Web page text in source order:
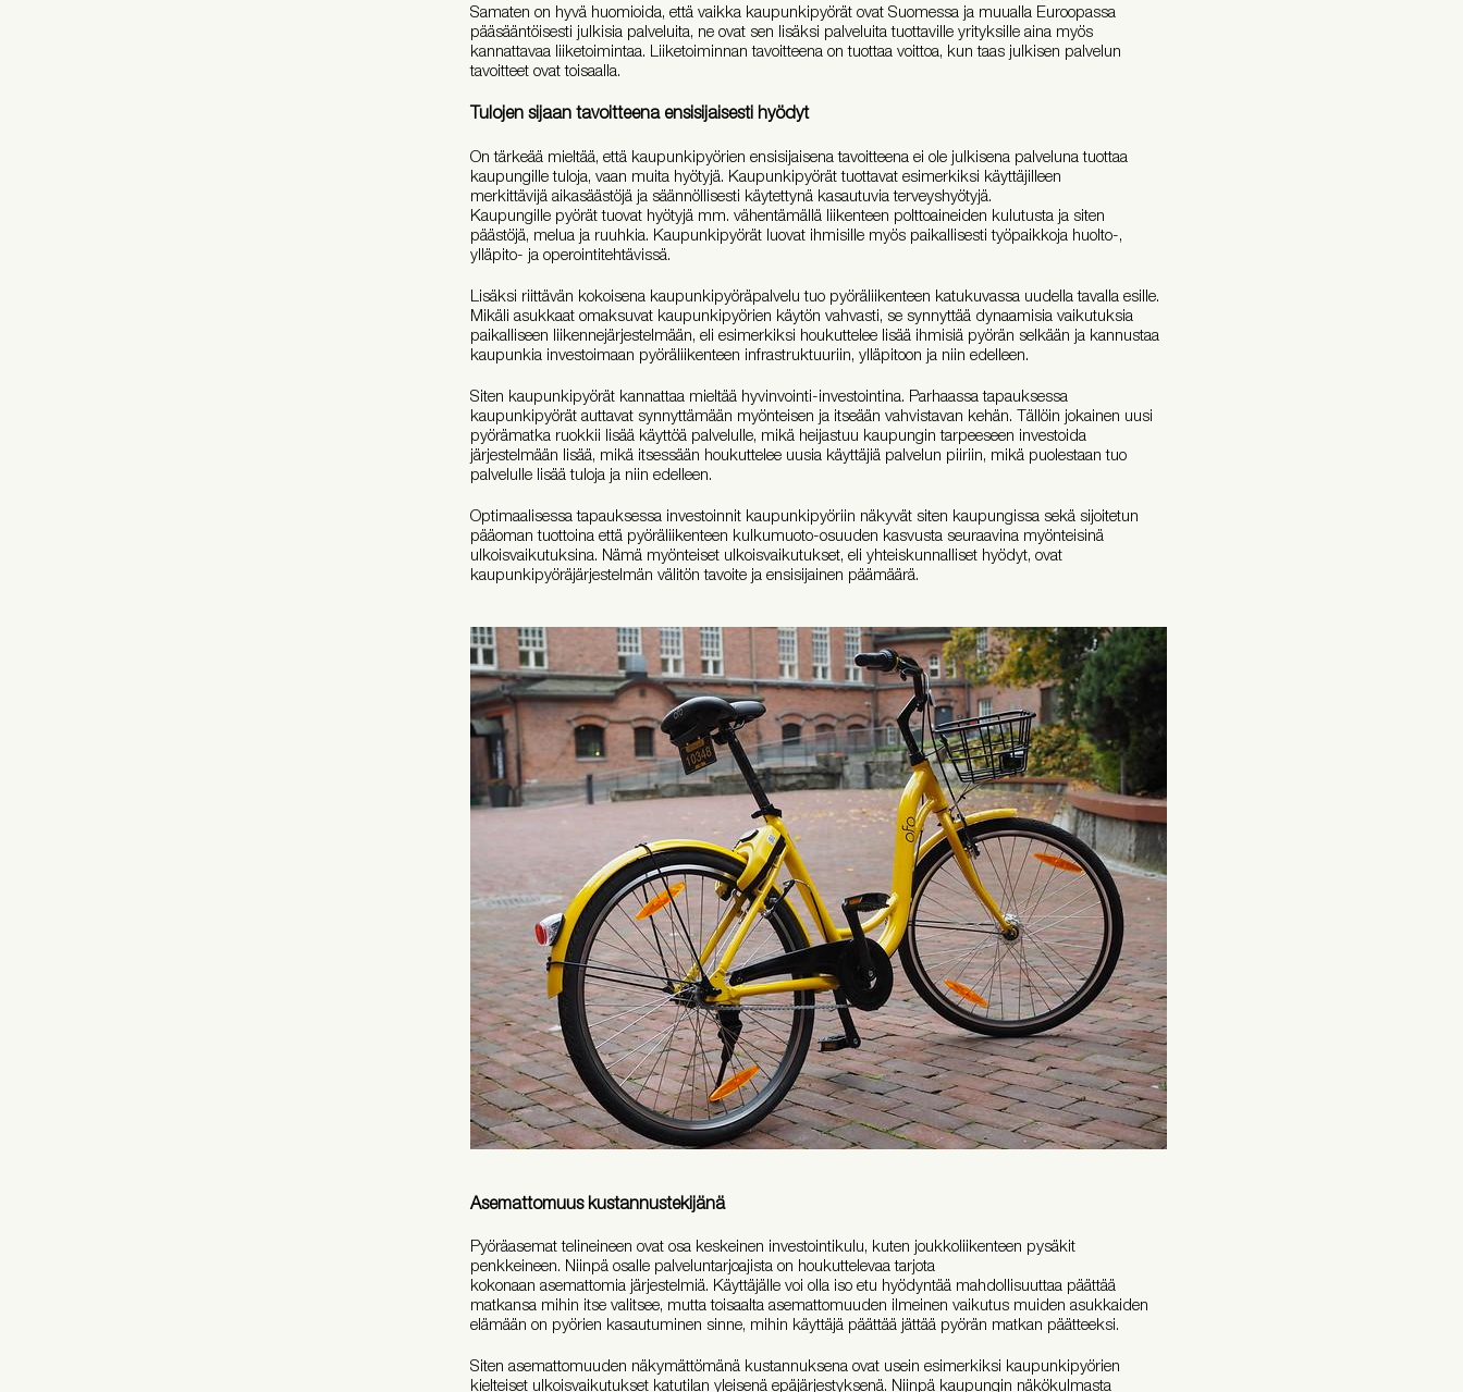
Samaten on hyvä huomioida, että vaikka kaupunkipyörät ovat Suomessa ja muualla Euroopassa
pääsääntöisesti julkisia palveluita, ne ovat sen lisäksi palveluita tuottaville yrityksille aina myös
kannattavaa liiketoimintaa. Liiketoiminnan tavoitteena on tuottaa voittoa, kun taas julkisen palvelun
tavoitteet ovat toisaalla.
Tulojen sijaan tavoitteena ensisijaisesti hyödyt
On tärkeää mieltää, että kaupunkipyörien ensisijaisena tavoitteena ei ole julkisena palveluna tuottaa
kaupungille tuloja, vaan muita hyötyjä. Kaupunkipyörät tuottavat esimerkiksi käyttäjilleen
merkittävijä aikasäästöjä ja säännöllisesti käytettynä kasautuvia terveyshyötyjä.
Kaupungille pyörät tuovat hyötyjä mm. vähentämällä liikenteen polttoaineiden kulutusta ja siten
päästöjä, melua ja ruuhkia. Kaupunkipyörät luovat ihmisille myös paikallisesti työpaikkoja huolto-,
ylläpito- ja operointitehtävissä.
Lisäksi riittävän kokoisena kaupunkipyöräpalvelu tuo pyöräliikenteen katukuvassa uudella tavalla esille.
Mikäli asukkaat omaksuvat kaupunkipyörien käytön vahvasti, se synnyttää dynaamisia vaikutuksia
paikalliseen liikennejärjestelmään, eli esimerkiksi houkuttelee lisää ihmisiä pyörän selkään ja kannustaa
kaupunkia investoimaan pyöräliikenteen infrastruktuuriin, ylläpitoon ja niin edelleen.
Siten kaupunkipyörät kannattaa mieltää hyvinvointi-investointina. Parhaassa tapauksessa
kaupunkipyörät auttavat synnyttämään myönteisen ja itseään vahvistavan kehän. Tällöin jokainen uusi
pyörämatka ruokkii lisää käyttöä palvelulle, mikä heijastuu kaupungin tarpeeseen investoida
järjestelmään lisää, mikä itsessään houkuttelee uusia käyttäjiä palvelun piiriin, mikä puolestaan tuo
palvelulle lisää tuloja ja niin edelleen.
Optimaalisessa tapauksessa investoinnit kaupunkipyöriin näkyvät siten kaupungissa sekä sijoitetun
pääoman tuottoina että pyöräliikenteen kulkumuoto-osuuden kasvusta seuraavina myönteisinä
ulkoisvaikutuksina. Nämä myönteiset ulkoisvaikutukset, eli yhteiskunnalliset hyödyt, ovat
kaupunkipyöräjärjestelmän välitön tavoite ja ensisijainen päämäärä.
Asemattomuus kustannustekijänä
Pyöräasemat telineineen ovat osa keskeinen investointikulu, kuten joukkoliikenteen pysäkit
penkkeineen. Niinpä osalle palveluntarjoajista on houkuttelevaa tarjota
kokonaan asemattomia järjestelmiä. Käyttäjälle voi olla iso etu hyödyntää mahdollisuuttaa päättää
matkansa mihin itse valitsee, mutta toisaalta asemattomuuden ilmeinen vaikutus muiden asukkaiden
elämään on pyörien kasautuminen sinne, mihin käyttäjä päättää jättää pyörän matkan päätteeksi.
Siten asemattomuuden näkymättömänä kustannuksena ovat usein esimerkiksi kaupunkipyörien
kielteiset ulkoisvaikutukset katutilan yleisenä epäjärjestyksenä. Niinpä kaupungin näkökulmasta